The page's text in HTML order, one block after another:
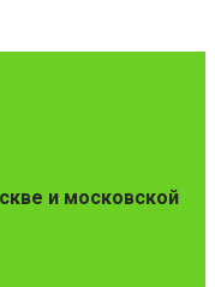
и московской